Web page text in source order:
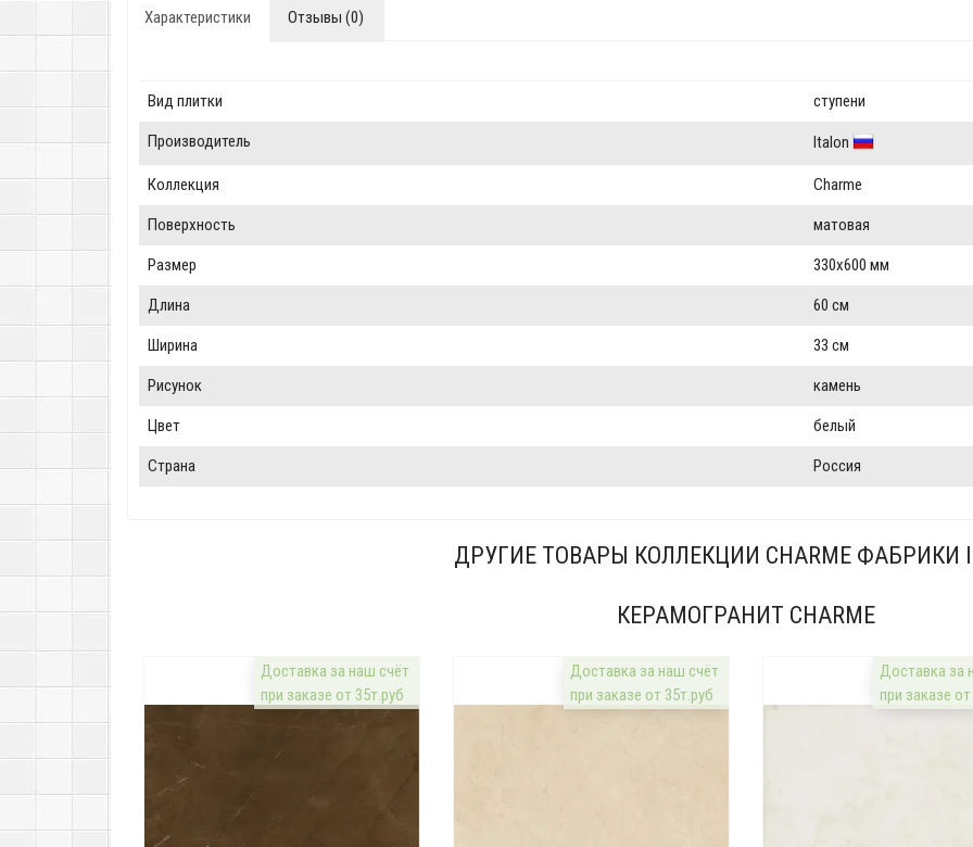
Характеристики Отзывы (0)
Вид плитки ступени
Производитель Italon
Коллекция Charme
Поверхность матовая
Размер 330x600 мм
Длина 60 см
Ширина 33 см
Рисунок камень
Цвет белый
Страна Россия
ДРУГИЕ ТОВАРЫ КОЛЛЕКЦИИ CHARME ФАБРИКИ
КЕРАМОГРАНИТ CHARME
Доставка за наш счёт
при заказе от 35т.руб
Доставка за наш счёт
при заказе от 35т.руб
Доставка за
при заказе